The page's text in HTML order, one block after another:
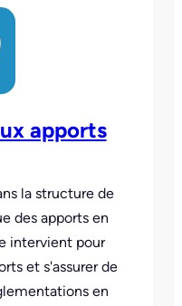
apports
la structure de
des apports en
intervient pour
et s'assurer de
en